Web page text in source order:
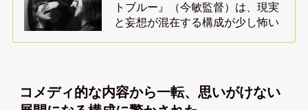
トブルー』（今敏監督）は、現実
と妄想が混在する構成が少し怖い
コメディ的な内容から一転、思いがけない